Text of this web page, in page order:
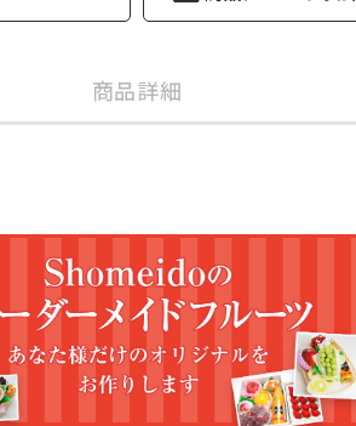
商品詳細
法事・お供えなどギフト全般、ご自宅用
んジュース『極しぼり』 2本（1本720ml）
ロン ゼリー 6個(2個入りパック×3セ
ら